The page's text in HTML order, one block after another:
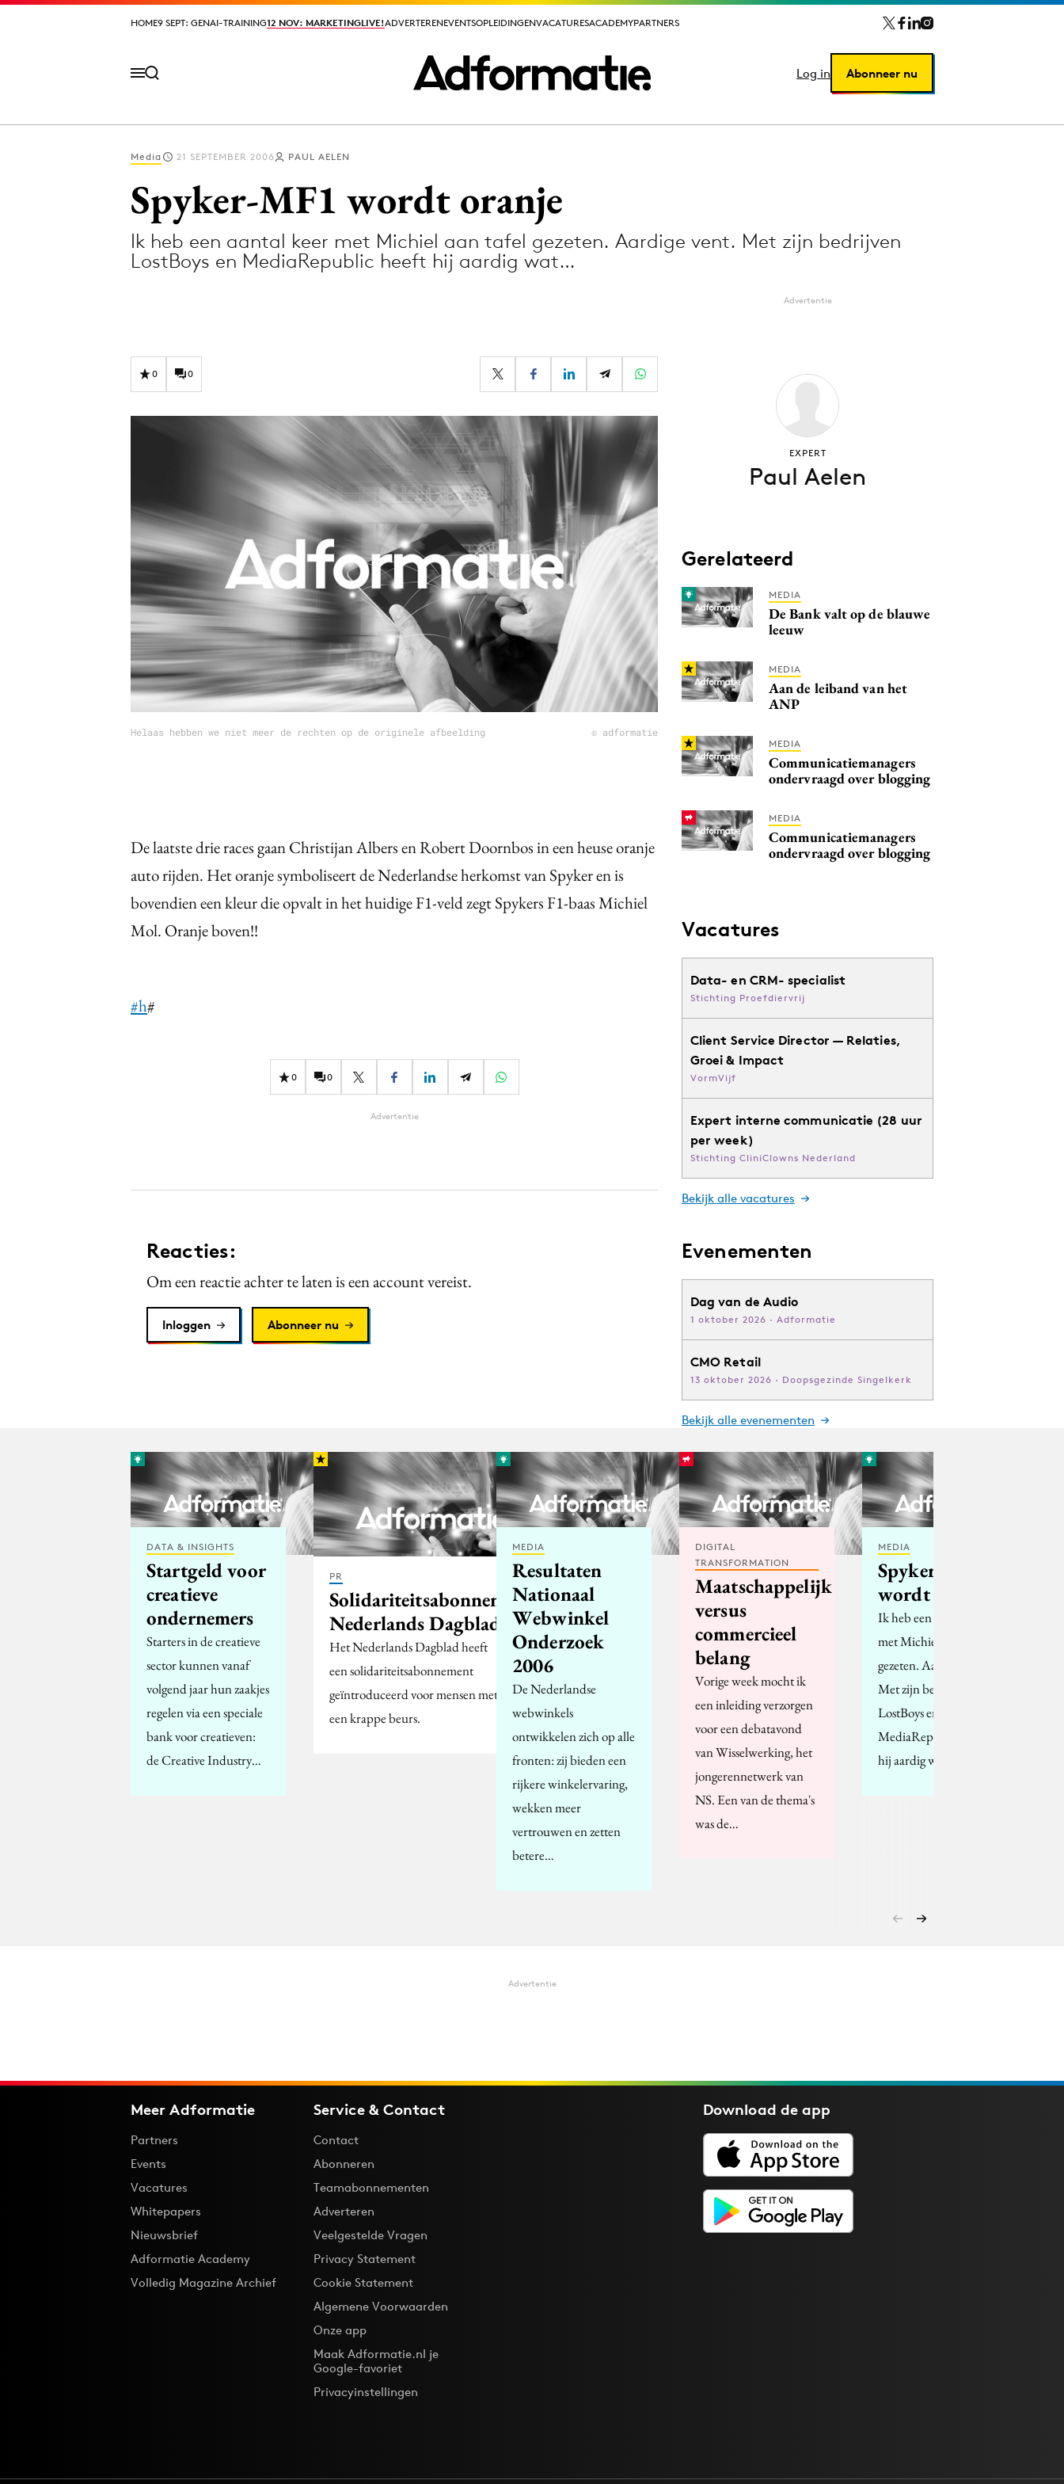
HOME9 SEPT: GENAI-TRAINING12 NOV: MARKETINGLIVE!ADVERTERENEVENTSOPLEIDINGENVACATURESACADEMYPARTNERS
Log in Abonneer nu
HOME9 SEPT: GENAI-TRAINING12 NOV: MARKETINGLIVE!ADVERTERENEVENTSOPLEIDINGENVACATURESACADEMYPARTNERS
Log in Abonneer nu
Interne communicatie
Martech
Programmatic
Purpose Marketing
Media 21 SEPTEMBER 2006 PAUL AELEN
Spyker-MF1 wordt oranje
Ik heb een aantal keer met Michiel aan tafel gezeten. Aardige vent. Met zijn bedrijven
LostBoys en MediaRepublic heeft hij aardig wat…
0 0
Helaas hebben we niet meer de rechten op de originele afbeelding © adformatie
De laatste drie races gaan Christijan Albers en Robert Doornbos in een heuse oranje
auto rijden. Het oranje symboliseert de Nederlandse herkomst van Spyker en is
bovendien een kleur die opvalt in het huidige F1-veld zegt Spykers F1-baas Michiel
Mol. Oranje boven!!
#h#
0 0
Advertentie
Reacties:
Om een reactie achter te laten is een account vereist.
Inloggen Abonneer nu
Advertentie
EXPERT
Paul Aelen
Gerelateerd
MEDIA
De Bank valt op de blauwe
leeuw
MEDIA
Aan de leiband van het
ANP
MEDIA
Communicatiemanagers
ondervraagd over blogging
MEDIA
Communicatiemanagers
ondervraagd over blogging
Vacatures
Data- en CRM- specialist
Stichting Proefdiervrij
Client Service Director — Relaties,
Groei & Impact
VormVijf
Expert interne communicatie (28 uur
per week)
Stichting CliniClowns Nederland
Bekijk alle vacatures
Evenementen
Dag van de Audio
1 oktober 2026 · Adformatie
CMO Retail
13 oktober 2026 · Doopsgezinde Singelkerk
Bekijk alle evenementen
DATA & INSIGHTS
Startgeld voor
creatieve
ondernemers
Starters in de creatieve
sector kunnen vanaf
volgend jaar hun zaakjes
regelen via een speciale
bank voor creatieven:
de Creative Industry…
PR
Solidariteitsabonnement
Nederlands Dagblad
Het Nederlands Dagblad heeft
een solidariteitsabonnement
geïntroduceerd voor mensen met
een krappe beurs.
MEDIA
Resultaten
Nationaal
Webwinkel
Onderzoek
2006
De Nederlandse
webwinkels
ontwikkelen zich op alle
fronten: zij bieden een
rijkere winkelervaring,
wekken meer
vertrouwen en zetten
betere…
DIGITAL
TRANSFORMATION
Maatschappelijk
versus
commercieel
belang
Vorige week mocht ik
een inleiding verzorgen
voor een debatavond
van Wisselwerking, het
jongerennetwerk van
NS. Een van de thema's
was de…
MEDIA
Spyker-MF1
wordt oranje
Ik heb een aantal keer
met Michiel aan tafel
gezeten. Aardige vent.
Met zijn bedrijven
LostBoys en
MediaRepublic heeft
hij aardig wat…
Advertentie
Meer Adformatie
Partners
Events
Vacatures
Whitepapers
Nieuwsbrief
Adformatie Academy
Volledig Magazine Archief
Service & Contact
Contact
Abonneren
Teamabonnementen
Adverteren
Veelgestelde Vragen
Privacy Statement
Cookie Statement
Algemene Voorwaarden
Onze app
Maak Adformatie.nl je
Google-favoriet
Privacyinstellingen
Download deapp